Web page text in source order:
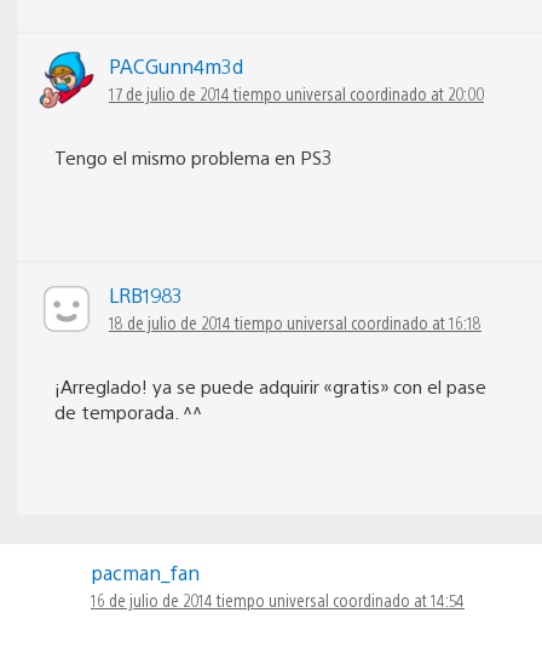
PACGunn4m3d
17 de julio de 2014 tiempo universal coordinado at 20:00
Tengo el mismo problema en PS3
LRB1983
18 de julio de 2014 tiempo universal coordinado at 16:18
¡Arreglado! ya se puede adquirir «gratis» con el pase
de temporada. ^^
pacman_fan
16 de julio de 2014 tiempo universal coordinado at 14:54